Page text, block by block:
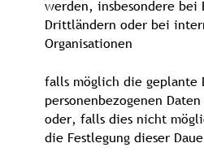
werden, insbesondere bei
Drittländern oder bei
Organisationen
falls möglich die geplante
personenbezogenen
oder, falls dies nicht
die Festlegung dieser